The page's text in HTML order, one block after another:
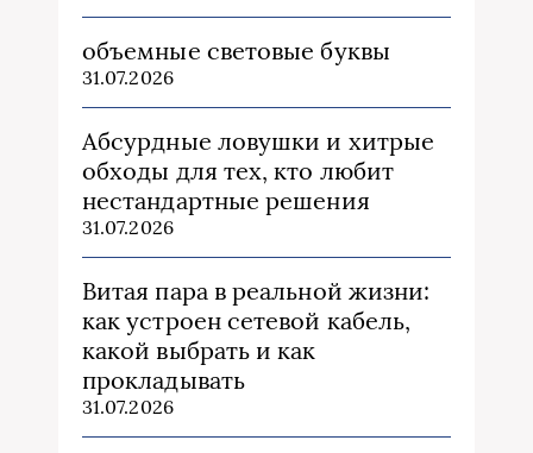
объемные световые буквы
31.07.2026
Абсурдные ловушки и хитрые
обходы для тех, кто любит
нестандартные решения
31.07.2026
Витая пара в реальной жизни:
как устроен сетевой кабель,
какой выбрать и как
прокладывать
31.07.2026